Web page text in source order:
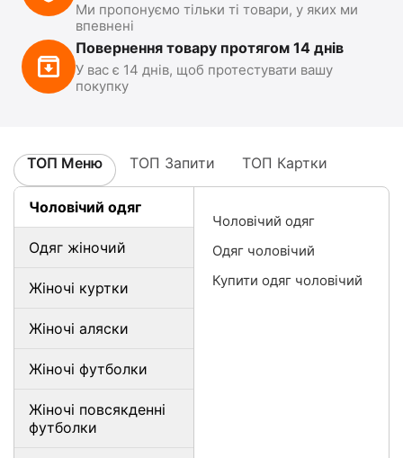
Ми пропонуємо тільки ті товари, у яких ми
впевнені
Повернення товару протягом 14 днів
У вас є 14 днів, щоб протестувати вашу
покупку
ТОП Меню ТОП Запити ТОП Картки
Чоловічий одяг
Одяг жіночий
Жіночі куртки
Жіночі аляски
Жіночі футболки
Жіночі повсякденні
футболки
Чоловічий одяг
Одяг чоловічий
Купити одяг чоловічий